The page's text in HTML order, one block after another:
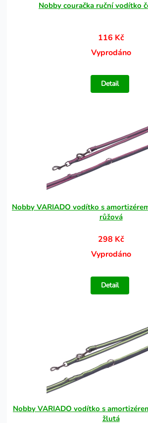
Nobby couračka ruční vodítko
116 Kč
Vyprodáno
Detail
Nobby VARIADO vodítko s
růžová
298 Kč
Vyprodáno
Detail
Nobby VARIADO vodítko s
žlutá